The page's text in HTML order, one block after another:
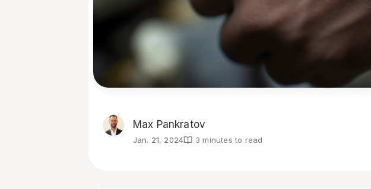
Max Pankratov
Jan. 21, 2024 3 minutes to read